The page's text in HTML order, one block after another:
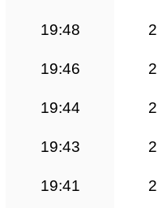
19:48
19:46
19:44
19:43
19:41